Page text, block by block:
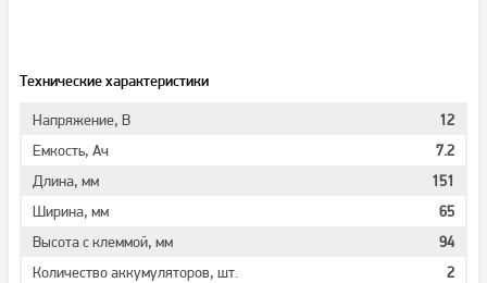
Технические характеристики
Напряжение, В
12
Емкость, Ач
7.2
Длина, мм
151
Ширина, мм
65
Высота с клеммой, мм
94
Количество аккумуляторов, шт.
2